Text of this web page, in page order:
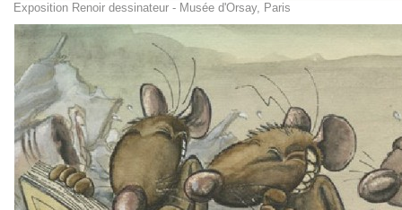
Exposition Renoir dessinateur - Musée d'Orsay, Paris